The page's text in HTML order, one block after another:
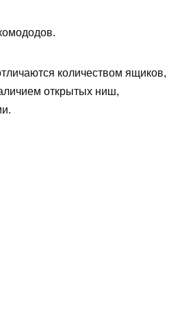
количеством ящиков,
открытых ниш,